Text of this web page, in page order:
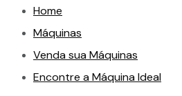
Home
Máquinas
Venda sua Máquinas
Encontre a Máquina Ideal